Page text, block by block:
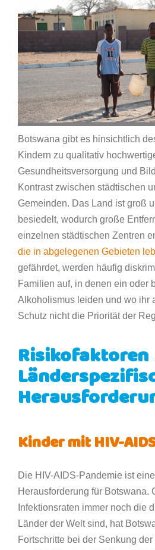
Botswana gibt es hinsichtlich
Kindern zu qualitativ
Gesundheitsversorgung und
Kontrast zwischen städtischen
Gemeinden. Das Land ist groß
besiedelt, wodurch große
einzelnen städtischen Zentren
die in abgelegenen Gebieten
gefährdet, werden häufig
Familien auf, in denen ein oder
Alkoholismus leiden und wo ihr
Schutz nicht die Priorität der
Kinder mit HIV-
Die HIV-AIDS-Pandemie ist
Herausforderung für Botswana.
Infektionsraten immer noch die
Länder der Welt sind, hat
Fortschritte bei der Senkung